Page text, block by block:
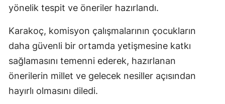
yönelik tespit ve öneriler hazırlandı.
Karakoç, komisyon çalışmalarının çocukların
daha güvenli bir ortamda yetişmesine katkı
sağlamasını temenni ederek, hazırlanan
önerilerin millet ve gelecek nesiller açısından
hayırlı olmasını diledi.